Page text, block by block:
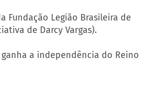
Fundação Legião Brasileira de
de Darcy Vargas).
ganha a independência do Reino